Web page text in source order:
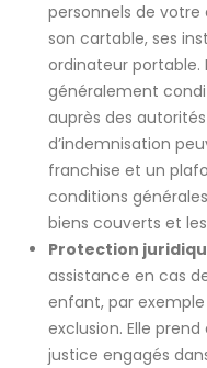
personnels de
son cartable, ses
ordinateur
généralement
auprès des
d’indemnisation
franchise et un
conditions
biens couverts et
Protection
assistance en cas
enfant, par
exclusion. Elle
justice engagés